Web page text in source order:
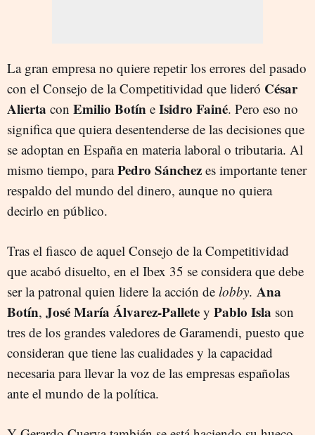
La gran empresa no quiere repetir los errores del pasado
con el Consejo de la Competitividad que lideró César
Alierta con Emilio Botín e Isidro Fainé. Pero eso no
significa que quiera desentenderse de las decisiones que
se adoptan en España en materia laboral o tributaria. Al
mismo tiempo, paraPedro Sánchez es importante tener
respaldo del mundo del dinero, aunque no quiera
decirlo en público.
Tras el fiasco de aquel Consejo de la Competitividad
que acabó disuelto, en el Ibex 35 se considera que debe
ser la patronal quien lidere la acción de lobby. Ana
Botín, José María Álvarez-Pallete y Pablo Isla son
tres de los grandes valedores de Garamendi, puesto que
consideran que tiene las cualidades y la capacidad
necesaria para llevar la voz de las empresas españolas
ante el mundo de la política.